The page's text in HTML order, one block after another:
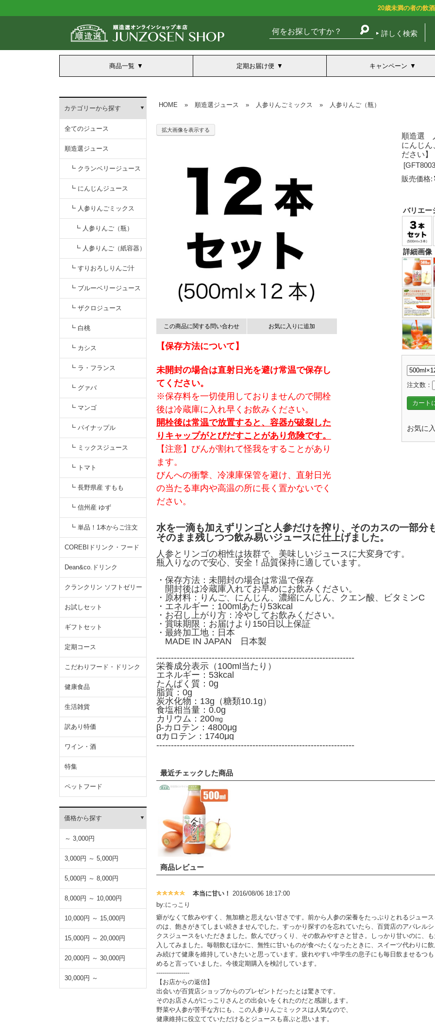
20歳未満の者の飲
詳しく検索
商品一覧 定期お届け便 キャンペーン
カテゴリーから探す
全てのジュース
順造選ジュース
┗ クランベリージュース
┗ にんじんジュース
┗ 人参りんごミックス
┗ 人参りんご（瓶）
┗ 人参りんご（紙容器）
にんじんりんごジュー
ス
┗ すりおろしりんご汁
┗ ブルーベリージュース
┗ ザクロジュース
┗ 白桃
┗ カシス
┗ ラ・フランス
┗ グァバ
┗ マンゴ
┗ パイナップル
┗ ミックスジュース
┗ トマト
┗ 長野県産 すもも
┗ 信州産 ゆず
┗ 単品！1本からご注文
COREBIドリンク・フード
Dean&co.ドリンク
クランクリン ソフトゼリー
お試しセット
ギフトセット
定期コース
こだわりフード・ドリンク
健康食品
生活雑貨
訳あり特価
ワイン・酒
特集
ペットフード
価格から探す
～ 3,000円
3,000円 ～ 5,000円
5,000円 ～ 8,000円
8,000円 ～ 10,000円
10,000円 ～ 15,000円
15,000円 ～ 20,000円
20,000円 ～ 30,000円
30,000円 ～
HOME » 順造選ジュース » 人参りんごミックス » 人参りんご（瓶）
拡大画像を表示する
この商品に関する問い合わせ お気に入りに追加
【保存方法について】
未開封の場合は直射日光を避け常温で保存し
てください。
※保存料を一切使用しておりませんので開栓
後は冷蔵庫に入れ早くお飲みください。
開栓後は常温で放置すると、容器が破裂した
りキャップがとびだすことがあり危険です。
【注意】びんが割れて怪我をすることがあり
ます。
びんへの衝撃、冷凍庫保管を避け、直射日光
の当たる車内や高温の所に長く置かないでく
ださい。
順造選
にんじん
ださい】
[
販売価格:
バリエー
詳細画像
注文数：
カート
お気に
水を一滴も加えずリンゴと人参だけを搾り、そのカスの一部分
そのまま残しつつ飲み易いジュースに仕上げました。
人参とリンゴの相性は抜群で、美味しいジュースに大変身です。
瓶入りなので安心、安全！品質保持に適しています。
・保存方法：未開封の場合は常温で保存
開封後は冷蔵庫入れてお早めにお飲みください。
・原材料：りんご、にんじん、濃縮にんじん、クエン酸、ビタミンC
・エネルギー：100mlあたり53kcal
・お召し上がり方：冷やしてお飲みください。
・賞味期限：お届けより150日以上保証
・最終加工地：日本
MADE IN JAPAN 日本製
--------------------------------------------------------------------
栄養成分表示（100ml当たり）
エネルギー：53kcal
たんぱく質：0g
脂質：0g
炭水化物：13g（糖類10.1g）
食塩相当量：0.0g
カリウム：200㎎
β-カロテン：4800μg
αカロテン：1740μg
--------------------------------------------------------------------
最近チェックした商品
商品レビュー
本当に甘い！ 2016/08/06 18:17:00
by:にっこり
癖がなくて飲みやすく、無加糖と思えない甘さです。前から人参の栄養をたっぷりとれるジュー
のは、飽きがきてしまい続きませんでした。すっかり探すのを忘れていたら、百貨店のアパレル
クスジュースをいただきました。飲んでびっくり、その飲みやすさと甘さ。しっかり甘いのに、
入してみました。毎朝飲むほかに、無性に甘いものが食べたくなったときに、スイーツ代わりに
み続けて健康を維持していきたいと思っています。疲れやすい中学生の息子にも毎日飲ませるつ
めると言っていました。今後定期購入を検討しています。
-----------------
【お店からの返信】
出会いが百貨店ショップからのプレゼントだったとは驚きです。
そのお店さんがにっこりさんとの出会いをくれたのだと感謝します。
野菜や人参が苦手な方にも、この人参りんごミックスは人気なので、
健康維持に役立てていただけるとジュースも喜ぶと思います。